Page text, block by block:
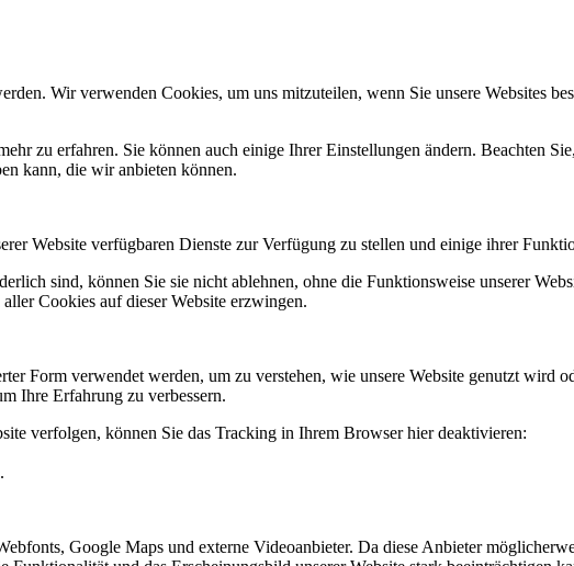
Wir verwenden Cookies, um uns mitzuteilen, wenn Sie unsere Websites
zu erfahren. Sie können auch einige Ihrer Einstellungen ändern. Beachten
kann, die wir anbieten können.
Website verfügbaren Dienste zur Verfügung zu stellen und einige ihrer
sind, können Sie sie nicht ablehnen, ohne die Funktionsweise unserer
Cookies auf dieser Website erzwingen.
Form verwendet werden, um zu verstehen, wie unsere Website genutzt wird
Ihre Erfahrung zu verbessern.
verfolgen, können Sie das Tracking in Ihrem Browser hier deaktivieren:
Google Maps und externe Videoanbieter. Da diese Anbieter